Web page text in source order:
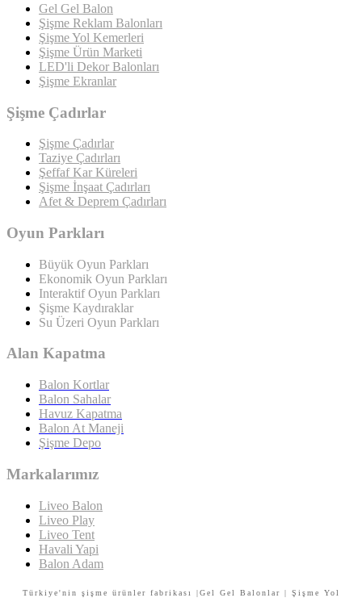
Gel Gel Balon
Şişme Reklam Balonları
Şişme Yol Kemerleri
Şişme Ürün Marketi
LED'li Dekor Balonları
Şişme Ekranlar
Şişme Çadırlar
Şişme Çadırlar
Taziye Çadırları
Şeffaf Kar Küreleri
Şişme İnşaat Çadırları
Afet & Deprem Çadırları
Oyun Parkları
Büyük Oyun Parkları
Ekonomik Oyun Parkları
Interaktif Oyun Parkları
Şişme Kaydıraklar
Su Üzeri Oyun Parkları
Alan Kapatma
Balon Kortlar
Balon Sahalar
Havuz Kapatma
Balon At Maneji
Şişme Depo
Markalarımız
Liveo Balon
Liveo Play
Liveo Tent
Havali Yapi
Balon Adam
Türkiye'nin şişme ürünler fabrikası |Gel Gel Balonlar | Şişme Yol